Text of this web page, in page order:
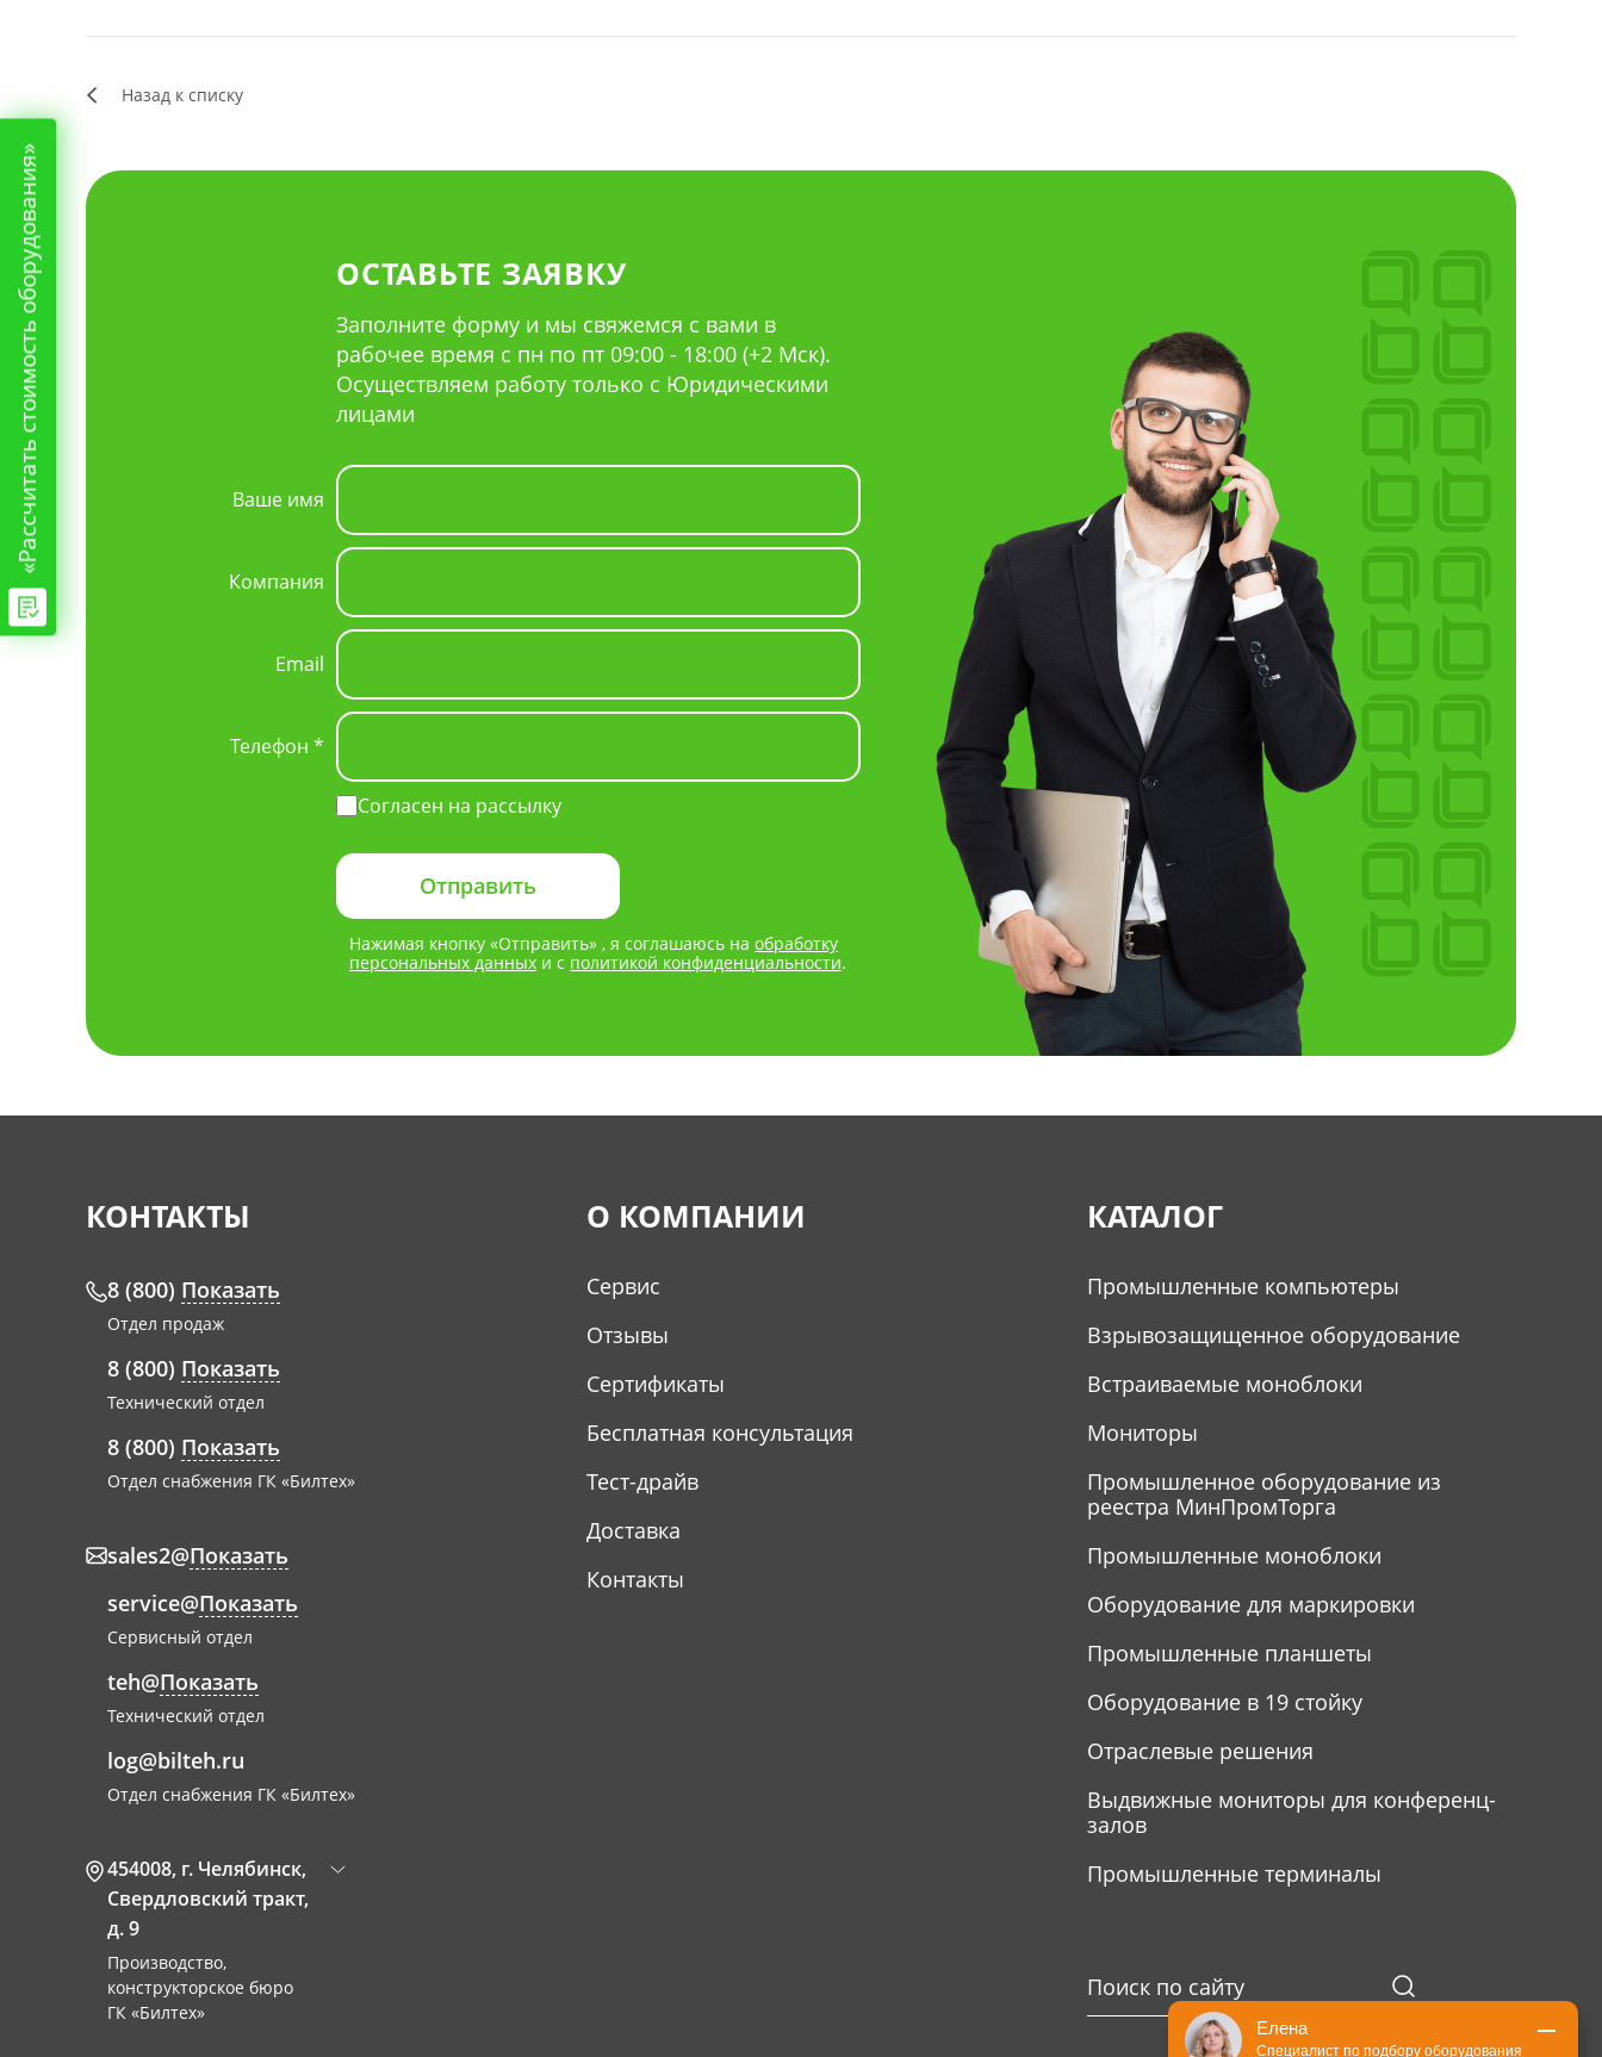
Назад к списку
ОСТАВЬТЕ ЗАЯВКУ
Заполните форму и мы свяжемся с вами в
рабочее время с пн по пт 09:00 - 18:00 (+2 Мск).
Осуществляем работу только с Юридическими
лицами
Ваше имя
Компания
Email
Телефон *
Согласен на рассылку
Нажимая кнопку «Отправить» , я соглашаюсь на обработку
персональных данных и с политикой конфиденциальности.
КОНТАКТЫ
8 (800) Показать
Отдел продаж
8 (800) Показать
Технический отдел
8 (800) Показать
Отдел снабжения ГК «Билтех»
sales2@Показать
service@Показать
Сервисный отдел
teh@Показать
Технический отдел
log@bilteh.ru
Отдел снабжения ГК «Билтех»
454008, г. Челябинск,
Свердловский тракт,
д. 9
Производство,
конструкторское бюро
ГК «Билтех»
О КОМПАНИИ
Сервис
Отзывы
Сертификаты
Бесплатная консультация
Тест-драйв
Доставка
Контакты
КАТАЛОГ
Промышленные компьютеры
Взрывозащищенное оборудование
Встраиваемые моноблоки
Мониторы
Промышленное оборудование из
реестра МинПромТорга
Промышленные моноблоки
Оборудование для маркировки
Промышленные планшеты
Оборудование в 19 стойку
Отраслевые решения
Выдвижные мониторы для конференц-
залов
Промышленные терминалы
«Рассчитать стоимость оборудования»
Елена
Специалист по подбору оборудования